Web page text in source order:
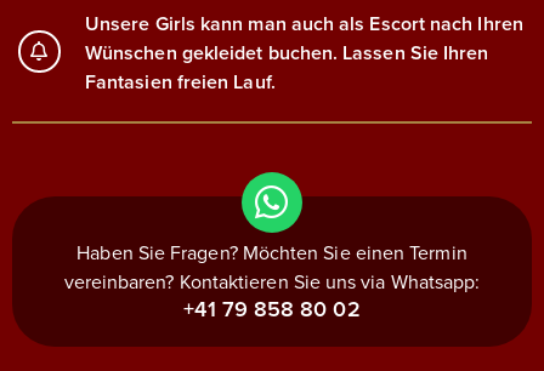
Unsere Girls kann man auch als Escort nach Ihren
Wünschen gekleidet buchen. Lassen Sie Ihren
Fantasien freien Lauf.
Haben Sie Fragen? Möchten Sie einen Termin
vereinbaren? Kontaktieren Sie uns via Whatsapp:
+41 79 858 80 02